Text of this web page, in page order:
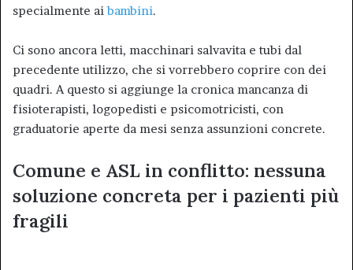
specialmente aibambini.
Ci sono ancora letti, macchinari salvavita e tubi dal
precedente utilizzo, che si vorrebbero coprire con dei
quadri. A questo si aggiunge la cronica mancanza di
fisioterapisti, logopedisti e psicomotricisti, con
graduatorie aperte da mesi senza assunzioni concrete.
Comune e ASL in conflitto: nessuna
soluzione concreta per i pazienti più
fragili